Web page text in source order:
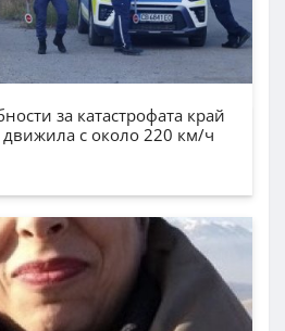
за катастрофата край
движила с около 220 км/ч